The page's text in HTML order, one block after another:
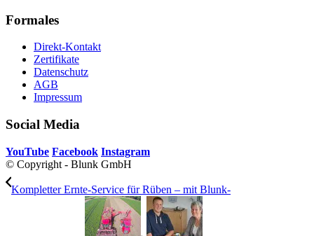
Formales
Direkt-Kontakt
Zertifikate
Datenschutz
AGB
Impressum
Social Media
YouTube Facebook Instagram
© Copyright - Blunk GmbH
Kompletter Ernte-Service für Rüben – mit Blunk-